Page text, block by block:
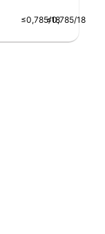
≤0,785/18≤0,785/18